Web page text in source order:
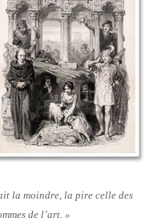
la moindre, la pire celle des
de l’art. »